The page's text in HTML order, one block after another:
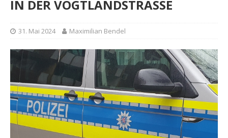
IN DER VOGTLANDSTRASSE
31. Mai 2024 Maximilian Bendel